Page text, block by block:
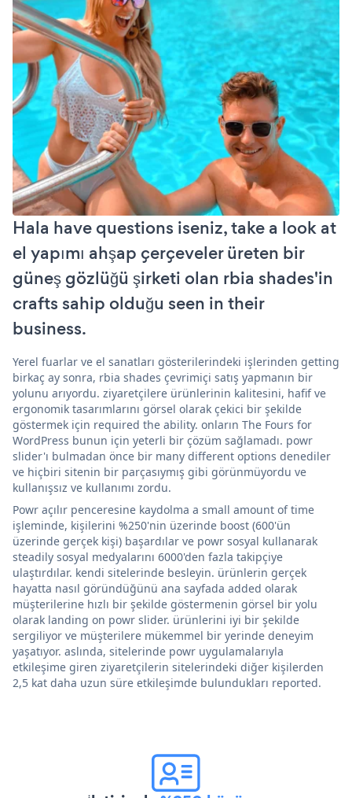
Hala have questions iseniz, take a look at
el yapımı ahşap çerçeveler üreten bir
güneş gözlüğü şirketi olan rbia shades'in
crafts sahip olduğu seen in their
business.
Yerel fuarlar ve el sanatları gösterilerindeki işlerinden getting
birkaç ay sonra, rbia shades çevrimiçi satış yapmanın bir
yolunu arıyordu. ziyaretçilere ürünlerinin kalitesini, hafif ve
ergonomik tasarımlarını görsel olarak çekici bir şekilde
göstermek için required the ability. onların The Fours for
WordPress bunun için yeterli bir çözüm sağlamadı. powr
slider'ı bulmadan önce bir many different options denediler
ve hiçbiri sitenin bir parçasıymış gibi görünmüyordu ve
kullanışsız ve kullanımı zordu.
Powr açılır penceresine kaydolma a small amount of time
işleminde, kişilerini %250'nin üzerinde boost (600'ün
üzerinde gerçek kişi) başardılar ve powr sosyal kullanarak
steadily sosyal medyalarını 6000'den fazla takipçiye
ulaştırdılar. kendi sitelerinde besleyin. ürünlerin gerçek
hayatta nasıl göründüğünü ana sayfada added olarak
müşterilerine hızlı bir şekilde göstermenin görsel bir yolu
olarak landing on powr slider. ürünlerini iyi bir şekilde
sergiliyor ve müşterilere mükemmel bir yerinde deneyim
yaşatıyor. aslında, sitelerinde powr uygulamalarıyla
etkileşime giren ziyaretçilerin sitelerindeki diğer kişilerden
2,5 kat daha uzun süre etkileşimde bulundukları reported.